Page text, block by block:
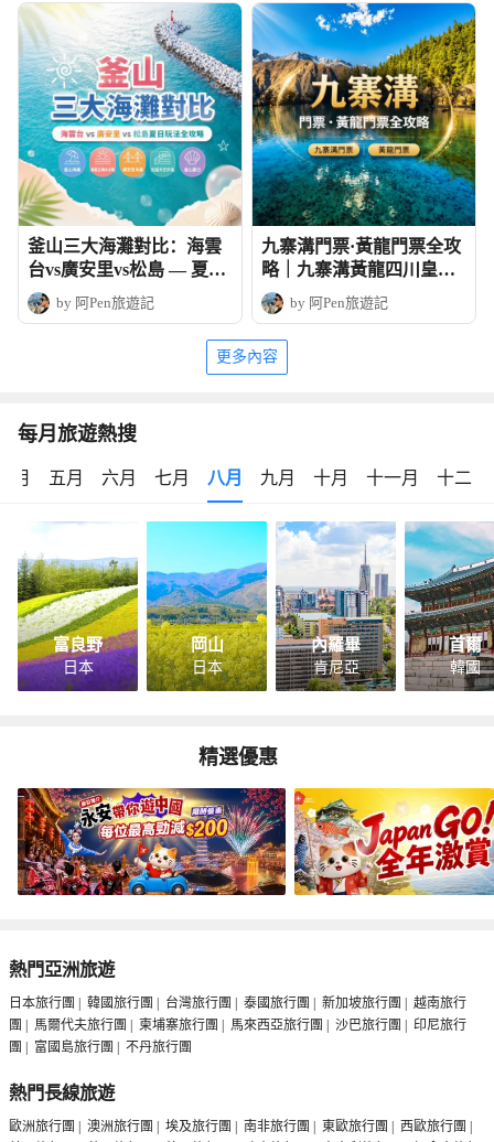
釜山三大海灘對比：海雲
台vs廣安里vs松島 — 夏日
玩法全攻略
by 阿Pen旅遊記
九寨溝門票·黃龍門票全攻
略｜九寨溝黃龍四川皇牌
深度6天團
by 阿Pen旅遊記
更多內容
每月旅遊熱搜
月 五月 六月 七月 八月 九月 十月 十一月 十二月
富良野
日本
岡山
日本
內羅畢
肯尼亞
首爾
韓國
精選優惠
熱門亞洲旅遊
日本旅行團 | 韓國旅行團 | 台灣旅行團 | 泰國旅行團 | 新加坡旅行團 | 越南旅行
團 | 馬爾代夫旅行團 | 柬埔寨旅行團 | 馬來西亞旅行團 | 沙巴旅行團 | 印尼旅行
團 | 富國島旅行團 | 不丹旅行團
熱門長線旅遊
歐洲旅行團 | 澳洲旅行團 | 埃及旅行團 | 南非旅行團 | 東歐旅行團 | 西歐旅行團 |